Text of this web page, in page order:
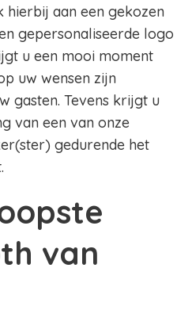
hierbij aan een gekozen
gepersonaliseerde logo
u een mooi moment
uw wensen zijn
gasten. Tevens krijgt u
van een van onze
gedurende het
van